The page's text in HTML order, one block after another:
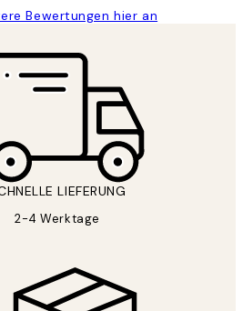
Bewertungen hier an
LIEFERUNG
2-4 Werktage